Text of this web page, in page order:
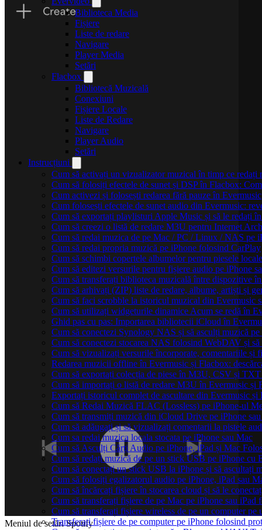
Biblioteca Media
Fișiere
Liste de redare
Navigare
Player Media
Setări
Flacbox
Bibliotecă Muzicală
Conexiuni
Fișiere Locale
Liste de Redare
Navigare
Player Audio
Setări
Instrucțiuni
Cum să activați un vizualizator muzical în timp ce redați
Cum să folosiți efectele de sunet și DSP în Flacbox:
Cum activezi și folosești redarea fără pauze în Evermusic
Cum folosești efectele de sunet audio din Evermusic:
Cum să exportați playlisturi Apple Music și să le redați
Cum să creezi o listă de redare M3U pentru Internet
Cum să redai muzica de pe Mac / PC / Linux / NAS
Cum să redai propria muzică pe iPhone folosind CarPlay
Cum să schimbi copertele albumelor pentru piesele
Cum să editezi versurile pentru fișiere audio pe iPhone
Cum să transferați biblioteca muzicală între dispozitive
Cum să arhivați (ZIP) liste de redare, albume, artiști și
Cum să faci scrobble la istoricul muzical din Evermusic
Cum să utilizați widgeturile dinamice Acum se redă în
Ghid pas cu pas: Importarea bibliotecii iCloud în
Cum să conectezi Synology NAS și să asculți muzică
Cum să conectezi stocarea NAS folosind WebDAV și
Cum să vizualizați versurile încorporate, comentariile și
Redarea muzicii offline în Evermusic și Flacbox:
Cum să exportați colecția de piese în M3U, CSV și
Cum să importați o listă de redare M3U în Evermusic și
Exportați istoricul complet de ascultare din Evermusic și
Cum să Redai Muzică FLAC (Lossless) pe iPhone-ul
Cum să transmiți muzică din iCloud Drive pe iPhone
Cum să adăugați și să vizualizați comentarii la pistele
Cum sa redai muzica locala stocata pe iPhone sau Mac
Cum să Asculți Cărți Audio pe iPhone, iPad și Mac
Cum să redați muzică de pe un stick USB pe iPhone cu
Cum să conectați un stick USB la iPhone și să ascultați
Cum să folosiți egalizatorul audio pe iPhone, iPad sau
Cum să încărcați fișiere în stocarea cloud și să le
Cum să transferați fișiere de pe Mac pe iPhone sau iPad
Cum să transferați fișiere wireless de pe un computer
Transferați fișiere de pe computer pe iPhone folosind
Meniul de setări Spotify